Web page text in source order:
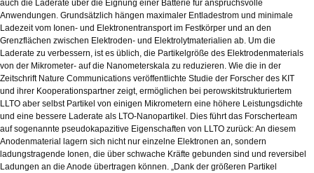
auch die Laderate über die Eignung einer Batterie für anspruchsvolle
Anwendungen. Grundsätzlich hängen maximaler Entladestrom und minimale
Ladezeit vom Ionen- und Elektronentransport im Festkörper und an den
Grenzflächen zwischen Elektroden- und Elektrolytmaterialien ab. Um die
Laderate zu verbessern, ist es üblich, die Partikelgröße des Elektrodenmaterials
von der Mikrometer- auf die Nanometerskala zu reduzieren. Wie die in der
Zeitschrift Nature Communications veröffentlichte Studie der Forscher des KIT
und ihrer Kooperationspartner zeigt, ermöglichen bei perowskitstrukturiertem
LLTO aber selbst Partikel von einigen Mikrometern eine höhere Leistungsdichte
und eine bessere Laderate als LTO-Nanopartikel. Dies führt das Forscherteam
auf sogenannte pseudokapazitive Eigenschaften von LLTO zurück: An diesem
Anodenmaterial lagern sich nicht nur einzelne Elektronen an, sondern
ladungstragende Ionen, die über schwache Kräfte gebunden sind und reversibel
Ladungen an die Anode übertragen können. „Dank der größeren Partikel